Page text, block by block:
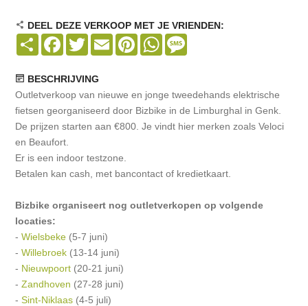
DEEL DEZE VERKOOP MET JE VRIENDEN:
Share Facebook
TwitterEmail PinterestWhatsApp
BESCHRIJVING
Outletverkoop van nieuwe en jonge tweedehands elektrische
fietsen georganiseerd door Bizbike in de Limburghal in Genk.
De prijzen starten aan €800. Je vindt hier merken zoals Veloci
en Beaufort.
Er is een indoor testzone.
Betalen kan cash, met bancontact of kredietkaart.
Bizbike organiseert nog outletverkopen op volgende
locaties:
-Wielsbeke (5-7 juni)
-Willebroek (13-14 juni)
- Nieuwpoort (20-21 juni)
-Zandhoven (27-28 juni)
-Sint-Niklaas (4-5 juli)